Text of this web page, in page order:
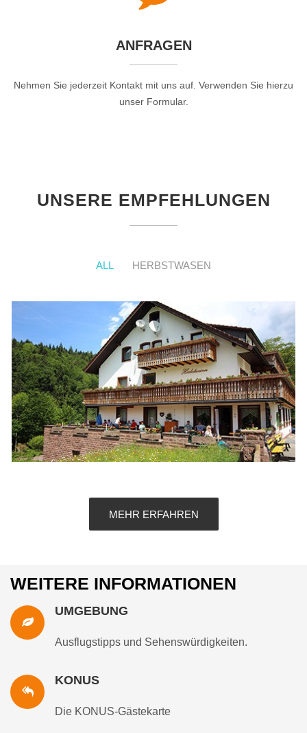
ANFRAGEN
Nehmen Sie jederzeit Kontakt mit uns auf. Verwenden Sie hierzu
unser Formular.
UNSERE EMPFEHLUNGEN
ALL HERBSTWASEN
MEHR ERFAHREN
WEITERE INFORMATIONEN
UMGEBUNG
Ausflugstipps und Sehenswürdigkeiten.
KONUS
Die KONUS-Gästekarte